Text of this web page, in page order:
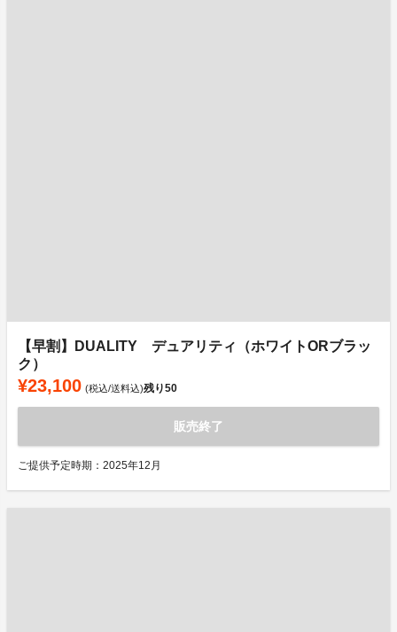
【早割】DUALITY デュアリティ（ホワイトORブラッ
ク）
¥23,100 (税込/送料込)残り50
販売終了
ご提供予定時期：2025年12月